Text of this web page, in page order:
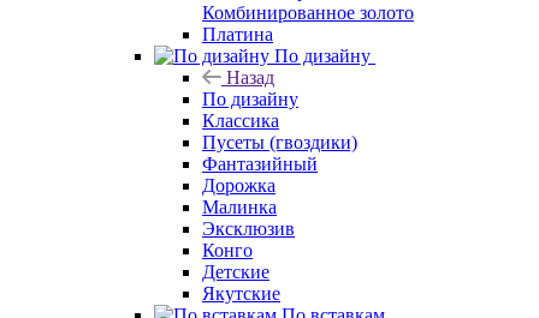
Комбинированное золото
Платина
По дизайну
Назад
По дизайну
Классика
Пусеты (гвоздики)
Фантазийный
Дорожка
Малинка
Эксклюзив
Конго
Детские
Якутские